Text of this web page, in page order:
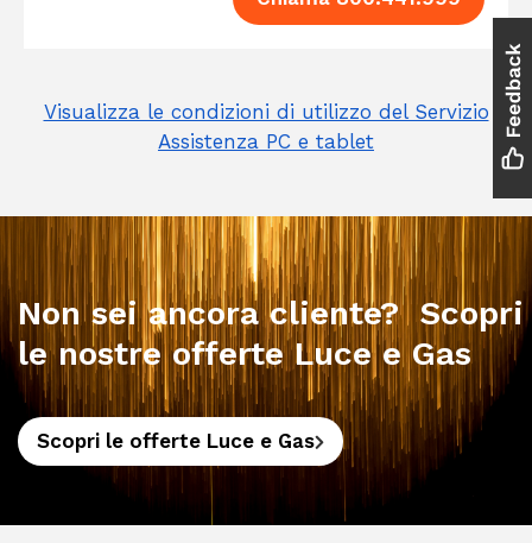
Visualizza le condizioni di utilizzo del Servizio
Assistenza PC e tablet
Non sei ancora cliente? Scopri
le nostre offerte Luce e Gas
Scopri le offerte Luce e Gas